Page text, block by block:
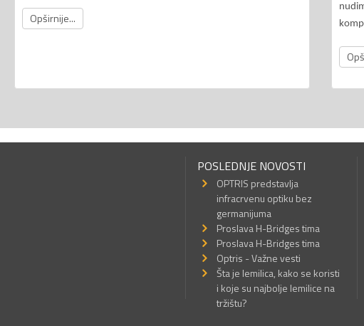
Opširnije...
POSLEDNJE NOVOSTI
OPTRIS predstavlja
infracrvenu optiku bez
germanijuma
Proslava H-Bridges tima
Proslava H-Bridges tima
Optris - Važne vesti
Šta je lemilica, kako se koristi
i koje su najbolje lemilice na
tržištu?